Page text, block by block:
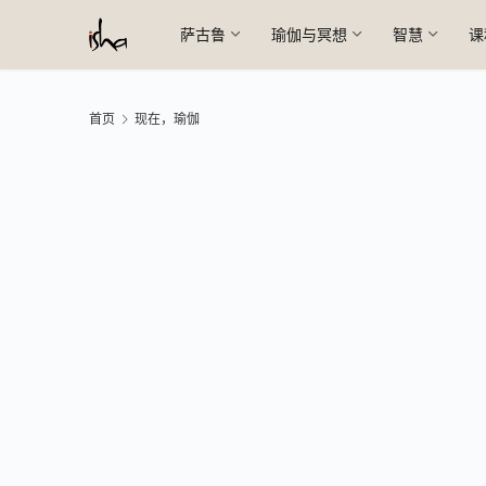
萨古鲁 瑜伽与冥想 智慧
首页 现在，瑜伽